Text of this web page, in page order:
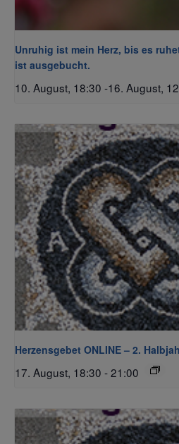
Unruhig ist mein Herz, bis es
ist ausgebucht.
10. August, 18:30 -16. August,
Herzensgebet ONLINE – 2.
17. August, 18:30 -21:00